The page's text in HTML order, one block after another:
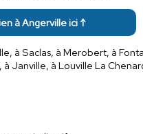
à Angerville ici ↑
à Saclas, à Merobert, à
Janville, à Louville La